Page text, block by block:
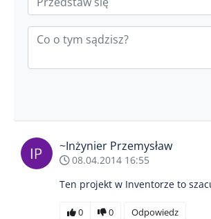
~Inżynier Przemysław
08.04.2014 16:55
Ten projekt w Inventorze to
0 0 Odpowiedz